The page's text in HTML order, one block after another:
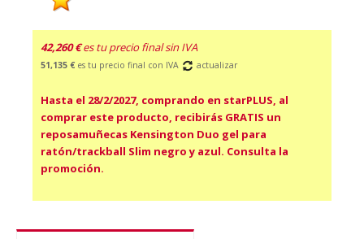
42,260 € es tu precio final sin IVA
51,135 € es tu precio final con IVA actualizar
Hasta el 28/2/2027, comprando en starPLUS, al
comprar este producto, recibirás GRATIS un
reposamuñecas Kensington Duo gel para
ratón/trackball Slim negro y azul. Consulta la
promoción.